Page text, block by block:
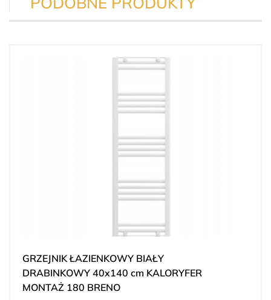
GRZEJNIK ŁAZIENKOWY BIAŁY
DRABINKOWY 40x140 cm KALORYFER
MONTAŻ 180 BRENO